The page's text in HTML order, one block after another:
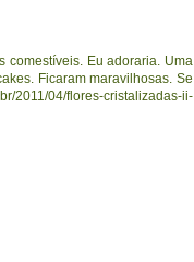
comestíveis. Eu adoraria. Uma
Ficaram maravilhosas. Se
2011/04/flores-cristalizadas-ii-